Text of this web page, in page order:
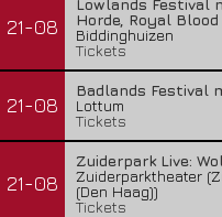
21-08
Lowlands Festival
Horde, Royal Blood
Biddinghuizen
Tickets
21-08
Badlands Festival
Lottum
Tickets
21-08
Zuiderpark Live:
Zuiderparktheater
(Den Haag))
Tickets